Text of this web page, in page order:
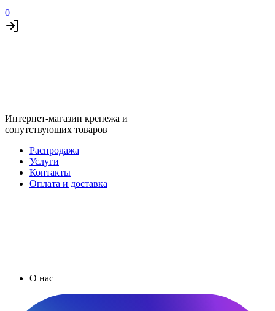
0
Интернет-магазин крепежа и
сопутствующих товаров
Распродажа
Услуги
Контакты
Оплата и доставка
О нас